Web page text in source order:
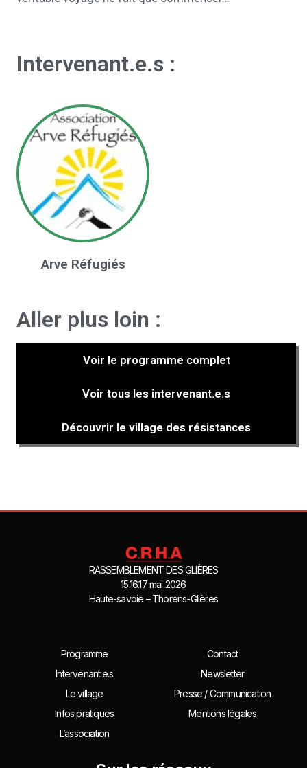
Intervenant.e.s :
Arve Réfugiés
Aller plus loin :
Voir le programme complet
Voir tous les intervenant.e.s
Découvrir le village des résistances
RASSEMBLEMENT DES GLIÈRES
15.16.17 mai 2026
Haute-savoie – Thorens-Glières
Programme
Intervenant.e.s
Le village
Infos pratiques
L’association
Contact
Newsletter
Presse / Communication
Mentions légales